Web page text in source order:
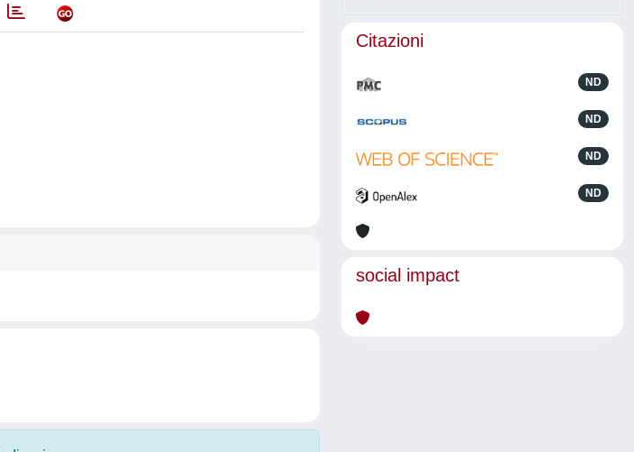
Citazioni
ND
ND
ND
ND
social impact